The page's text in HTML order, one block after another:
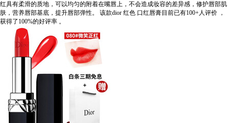
红具有柔滑的质地，可以均匀的附着在嘴唇上，不会造成妆容的差异感，修护唇部肌
肤，营养唇部基底，提升唇部弹性。
该款dior 红色 口红唇膏目前已有100+人评价 ，
获得了100%的好评率 。